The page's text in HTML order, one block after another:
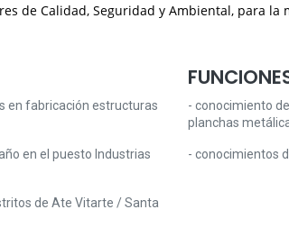
de Calidad, Seguridad y Ambiental, para
en fabricación estructuras
en el puesto Industrias
de Ate Vitarte / Santa
- conocimiento
planchas
- conocimientos